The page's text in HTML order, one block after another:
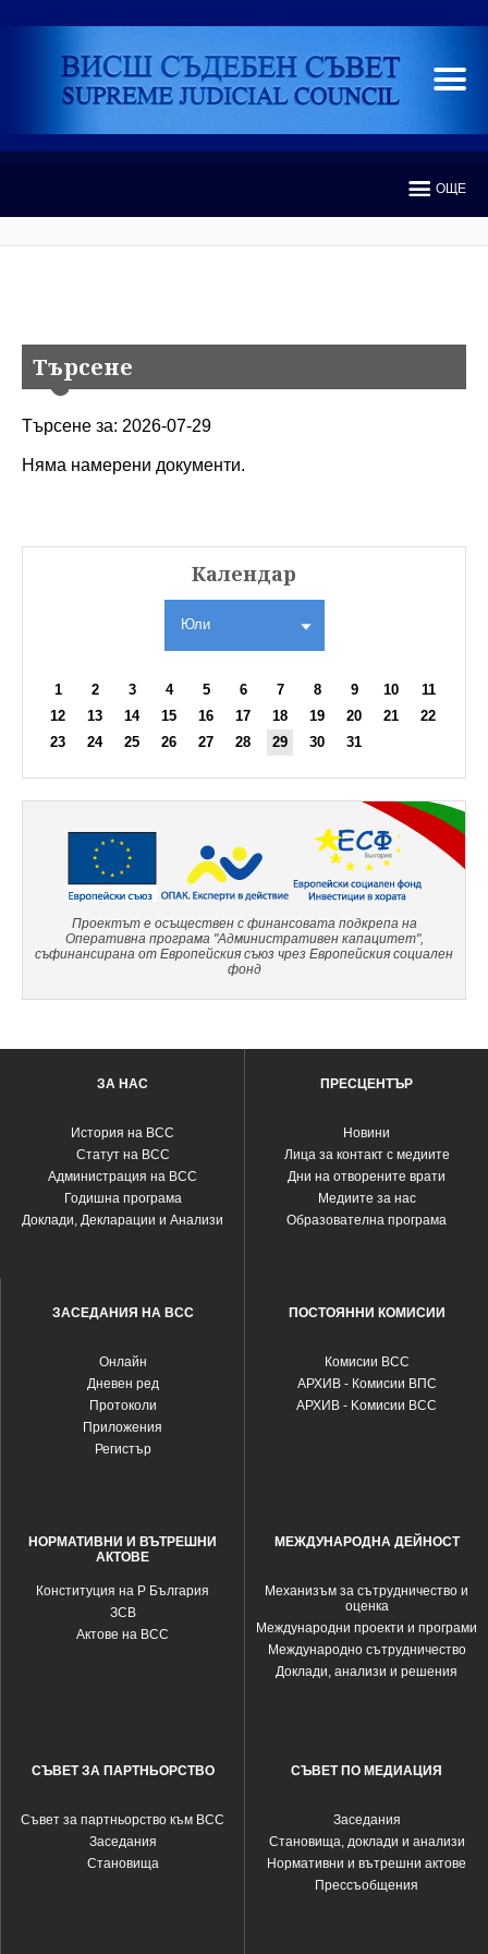
ОЩЕ
Търсене
Търсене за: 2026-07-29
Няма намерени документи.
Календар
Юли
1 2 3 4 5 6 7 8 9 10
11
12
13 14 15 16 17 18 19 20 21
22
23
24 25 26 27 28 29 30 31
Проектът е осъществен с финансовата подкрепа на
Оперативна програма "Административен капацитет",
съфинансирана от Европейския съюз чрез Европейския социален
фонд
ЗА НАС
История на ВСС
Статут на ВСС
Администрация на ВСС
Годишна програма
Доклади, Декларации и Анализи
ПРЕСЦЕНТЪР
Новини
Лица за контакт с медиите
Дни на отворените врати
Медиите за нас
Образователна програма
ЗАСЕДАНИЯ НА ВСС
Oнлайн
Дневен ред
Протоколи
Приложения
Регистър
ПОСТОЯННИ КОМИСИИ
Комисии ВСС
АРХИВ - Комисии ВПС
АРХИВ - Kомисии ВСС
НОРМАТИВНИ И ВЪТРЕШНИ
АКТОВЕ
Конституция на Р България
ЗСВ
Актове на ВСС
МЕЖДУНАРОДНА ДЕЙНОСТ
Механизъм за сътрудничество и
оценка
Международни проекти и програми
Международно сътрудничество
Доклади, анализи и решения
СЪВЕТ ЗА ПАРТНЬОРСТВО
Съвет за партньорство към ВСС
Заседания
Становища
СЪВЕТ ПО МЕДИАЦИЯ
Заседания
Становища, доклади и анализи
Нормативни и вътрешни актове
Прессъобщения